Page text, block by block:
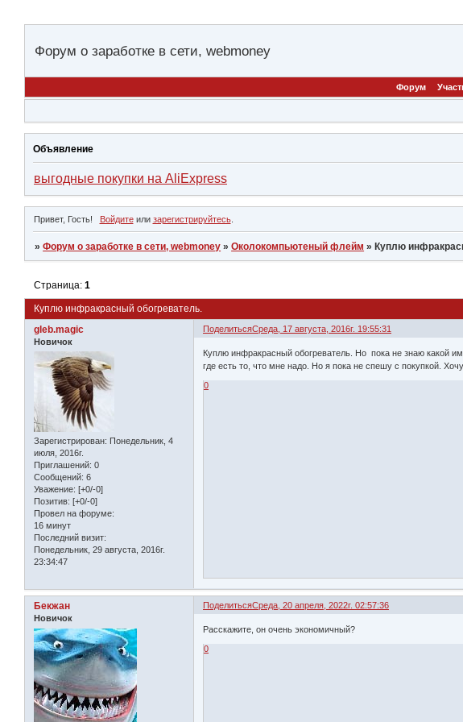
Форум о заработке в сети, webmoney
Форум
Объявление
выгодные покупки на AliExpress
Привет, Гость! Войдитеили зарегистрируйтесь.
»Форум о заработке в сети, webmoney »Околокомпьютеный флейм » Куплю
Куплю инфракрасный обогреватель.
Страница:1
ПоделитьсяСреда, 17 августа, 2016г. 19:55:31
gleb.magic
Новичок
Зарегистрирован: Понедельник, 4
июля, 2016г.
Приглашений: 0
Сообщений: 6
Уважение: [+0/-0]
Позитив: [+0/-0]
Провел на форуме:
16 минут
Последний визит:
Понедельник, 29 августа, 2016г.
23:34:47
Куплю инфракрасный обогреватель. Но пока не знаю какой
где есть то, что мне надо. Но я пока не спешу с покупкой.
0
ПоделитьсяСреда, 20 апреля, 2022г. 02:57:36
Бекжан
Новичок
Расскажите, он очень экономичный?
0